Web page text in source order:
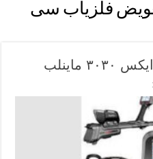
فلزیاب سی